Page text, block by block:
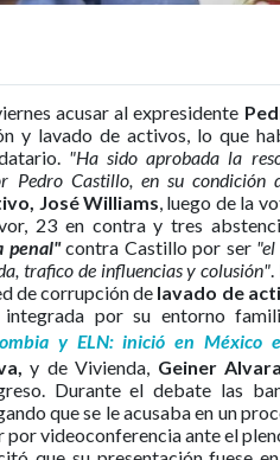
acusar al expresidente
y lavado de activos, lo que
"Ha sido aprobada la
Pedro Castillo, en su condición
José Williams, luego de la
23 en contra y tres
penal"contra Castillo por ser
trafico de influencias y colusión".
de corrupción de lavado de
integrada por su entorno
y ELN: inició en México
y de Vivienda, Geiner
Durante el debate las
que se le acusaba en un
videoconferencia ante el